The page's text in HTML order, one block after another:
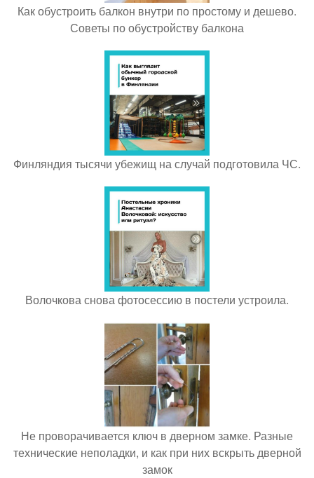
Как обустроить балкон внутри по простому и дешево.
Советы по обустройству балкона
Финляндия тысячи убежищ на случай подготовила ЧС.
Волочкова снова фотосессию в постели устроила.
Не проворачивается ключ в дверном замке. Разные
технические неполадки, и как при них вскрыть дверной
замок